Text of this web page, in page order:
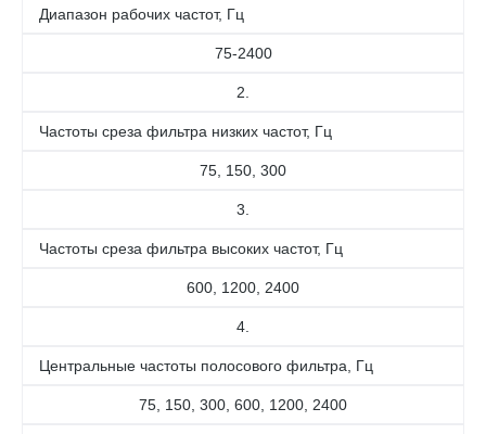
Диапазон рабочих частот, Гц
75-2400
2.
Частоты среза фильтра низких частот, Гц
75, 150, 300
3.
Частоты среза фильтра высоких частот, Гц
600, 1200, 2400
4.
Центральные частоты полосового фильтра, Гц
75, 150, 300, 600, 1200, 2400